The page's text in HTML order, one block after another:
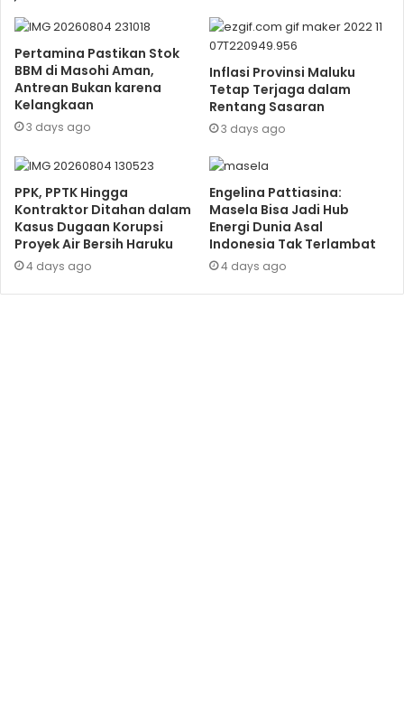
Pertamina Pastikan Stok
BBM di Masohi Aman,
Antrean Bukan karena
Kelangkaan
3 days ago
Inflasi Provinsi Maluku
Tetap Terjaga dalam
Rentang Sasaran
3 days ago
PPK, PPTK Hingga
Kontraktor Ditahan dalam
Kasus Dugaan Korupsi
Proyek Air Bersih Haruku
4 days ago
Engelina Pattiasina:
Masela Bisa Jadi Hub
Energi Dunia Asal
Indonesia Tak Terlambat
4 days ago